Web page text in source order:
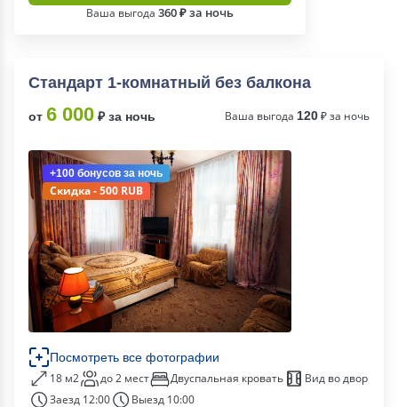
Ваша выгода 360 ₽ за ночь
Стандарт 1-комнатный без балкона
от 6 000 ₽ за ночь Ваша выгода 120₽ за ночь
+100 бонусов за ночь
Скидка - 500 RUB
Посмотреть все фотографии
18 м2 до 2 мест Двуспальная кровать
Вид во двор
Заезд 12:00
Выезд 10:00